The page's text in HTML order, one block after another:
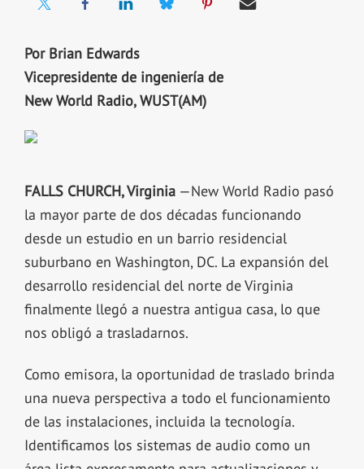
Por Brian Edwards
Vicepresidente de ingeniería de
New World Radio, WUST(AM)
FALLS CHURCH, Virginia—New World Radio pasó
la mayor parte de dos décadas funcionando
desde un estudio en un barrio residencial
suburbano en Washington, DC. La expansión del
desarrollo residencial del norte de Virginia
finalmente llegó a nuestra antigua casa, lo que
nos obligó a trasladarnos.
Como emisora, la oportunidad de traslado brinda
una nueva perspectiva a todo el funcionamiento
de las instalaciones, incluida la tecnología.
Identificamos los sistemas de audio como un